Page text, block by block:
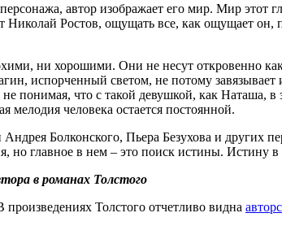
автор изображает его мир. Мир
Николай Ростов, ощущать все, как ощущает
ни хорошими. Они не несут откровенно
испорченный светом, не потому завязывает
понимая, что с такой девушкой, как Наташа, в
человека остается постоянной.
Болконского, Пьера Безухова и других
но главное в нем – это поиск истины.
в романах Толстого
Толстого отчетливо видна